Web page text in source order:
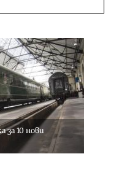
за 10 нови